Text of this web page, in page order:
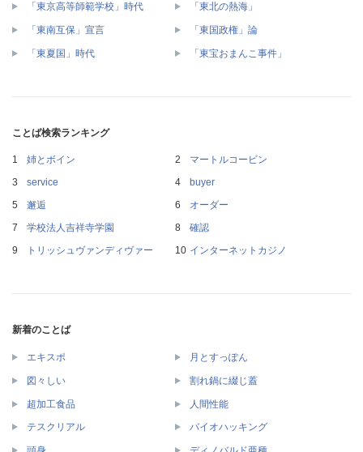
「東京高等師範学校」時代 「東北の熱海」
「東南互保」宣言 「東国政権」論
「東夏国」時代 「東宝おまんこ事件」
ことば検索ランキング
姉とボイン
マートルコービン
service
buyer
邂逅
オーダー
学校法人吉祥寺学園
確認
トリッシュヴァンディヴァー
インターネットカジノ
新着のことば
エキスポ 月とすっぽん
図々しい 割れ鍋に綴じ蓋
超加工食品 人間性能
テスクリアル バイオハッキング